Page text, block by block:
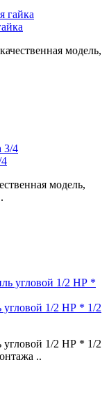
модель,
модель,
1/2 НР * 1/2
1/2 НР * 1/2
..